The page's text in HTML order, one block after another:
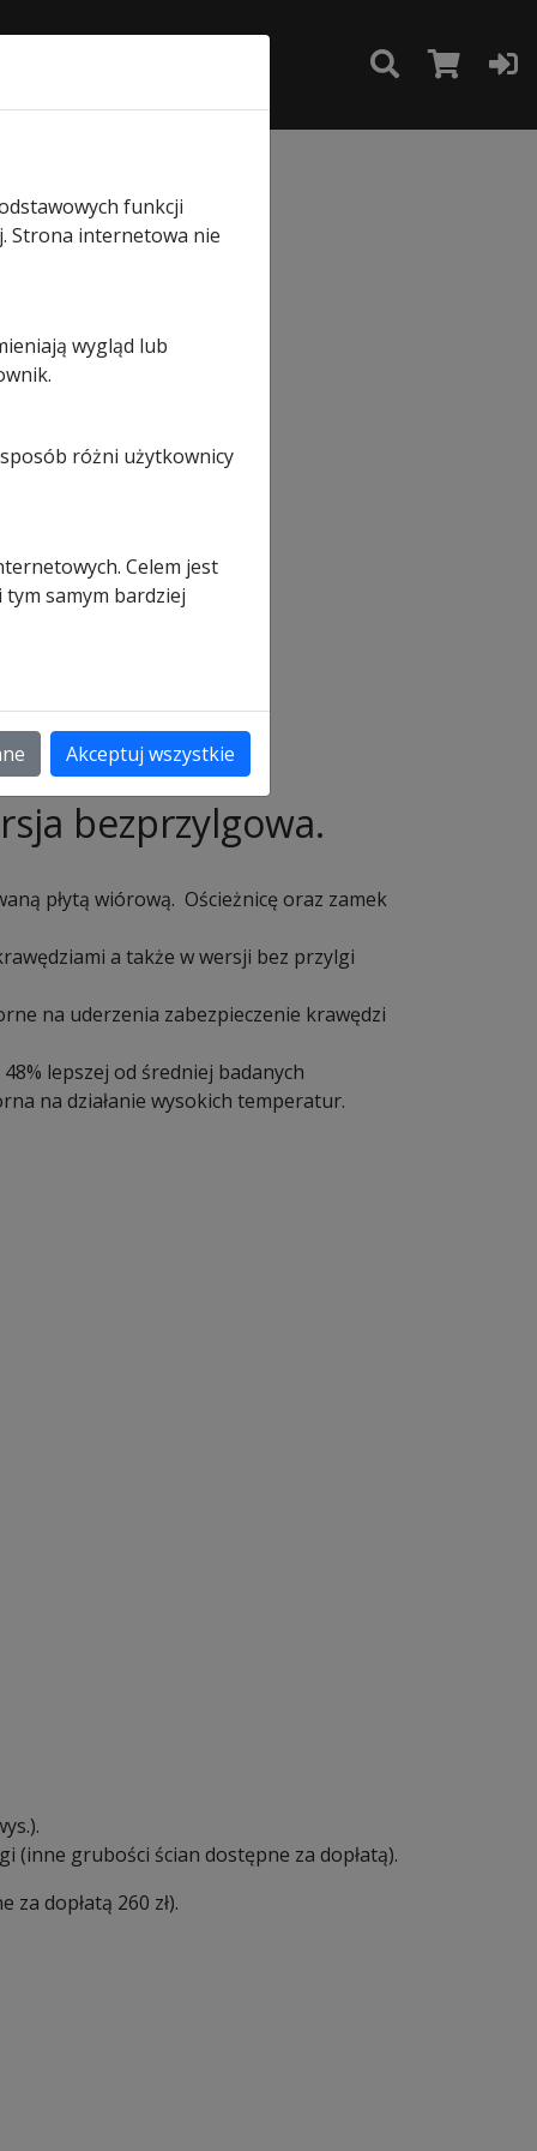
bezprzylgowa.
płytą wiórową. Ościeżnicę oraz zamek
a także w wersji bez przylgi
na uderzenia zabezpieczenie krawędzi
lepszej od średniej badanych
na działanie wysokich temperatur.
(inne grubości ścian dostępne za dopłatą).
dopłatą 260 zł).
funkcji
Strona internetowa nie
wygląd lub
różni użytkownicy
Celem jest
samym bardziej
Akceptuj wszystkie